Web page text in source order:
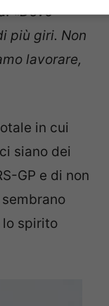
«Devo
più giri. Non
lavorare,
in cui
siano dei
GP e di non
lo spirito